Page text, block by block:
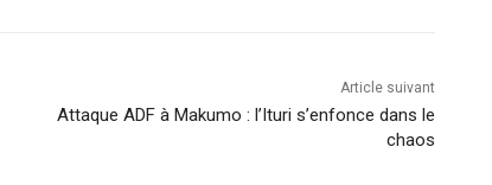
Article suivant
Attaque ADF à Makumo : l’Ituri s’enfonce dans le
chaos